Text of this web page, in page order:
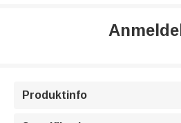
Produktinfo